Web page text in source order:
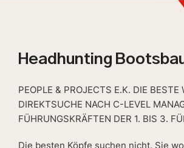
Headhunting
PEOPLE & PROJECTS E.K. DIE BESTE
DIREKTSUCHE NACH C-LEVEL
FÜHRUNGSKRÄFTEN DER 1. BIS 3.
Die besten Köpfe suchen nicht. Sie